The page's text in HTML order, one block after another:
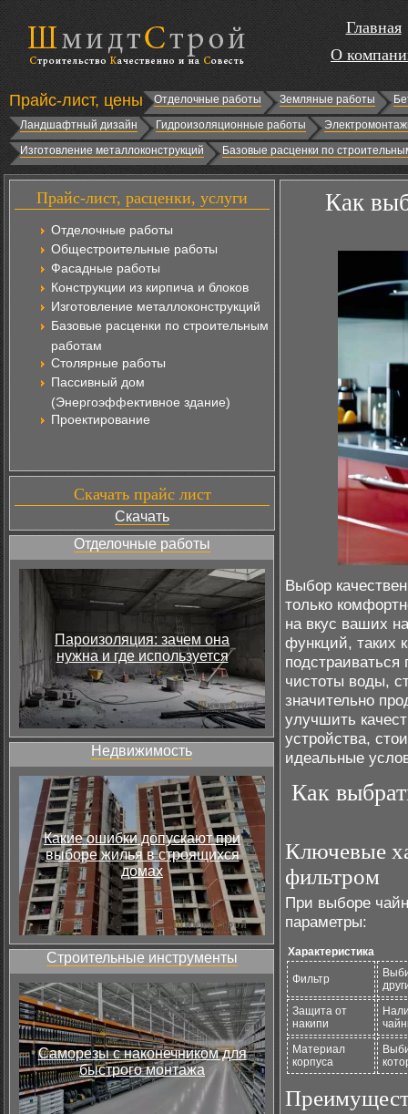
Главная
О
Прайс-лист, цены Отделочные работы Земляные работы
Ландшафтный дизайн
Гидроизоляционные работы
Изготовление металлоконструкций
Базовые расценки по
Прайс-лист, расценки, услуги
Отделочные работы
Общестроительные работы
Фасадные работы
Конструкции из кирпича и блоков
Изготовление металлоконструкций
Базовые расценки по строительным
работам
Столярные работы
Пассивный дом
(Энергоэффективное здание)
Проектирование
Скачать прайс лист
Скачать
Отделочные работы
Пароизоляция: зачем она
нужна и где используется
Недвижимость
Какие ошибки допускают при
выборе жилья в строящихся
домах
Строительные инструменты
Саморезы с наконечником для
быстрого монтажа
Как
Выбор
только
на вкус ваших
функций, таких
чистоты воды,
значительно
улучшить
устройства,
идеальные
Как
Ключевые
фильтром
При выборе
параметры:
Характеристика
Фильтр
Защита от
накипи
Материал
корпуса